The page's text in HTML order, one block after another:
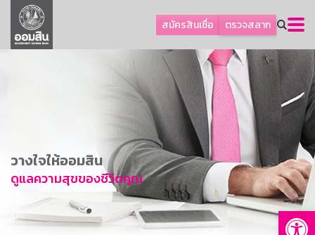
สมัครสินเชื่อ ตรวจสลาก
ลูกค้าธุรกิจ
ลูกค้าผู้ประกอบรายย่อย
การพัฒนาที่ยั่งยืน
ข่าวสาร
บริการทางการเงิน
อื่นๆ
วางใจให้ออมสิน
ดูแลความสุขของชีวิตคุณ